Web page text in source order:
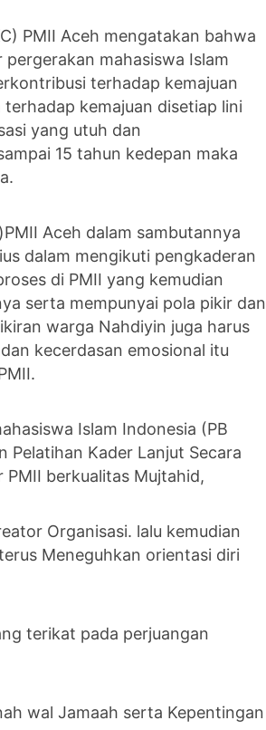
PMII Aceh mengatakan bahwa
mahasiswa Islam
terhadap kemajuan
kemajuan disetiap lini
yang utuh dan
15 tahun kedepan maka
Aceh dalam sambutannya
dalam mengikuti pengkaderan
di PMII yang kemudian
serta mempunyai pola pikir dan
warga Nahdiyin juga harus
kecerdasan emosional itu
Islam Indonesia (PB
Pelatihan Kader Lanjut Secara
berkualitas Mujtahid,
Organisasi. lalu kemudian
Meneguhkan orientasi diri
terikat pada perjuangan
wal Jamaah serta Kepentingan